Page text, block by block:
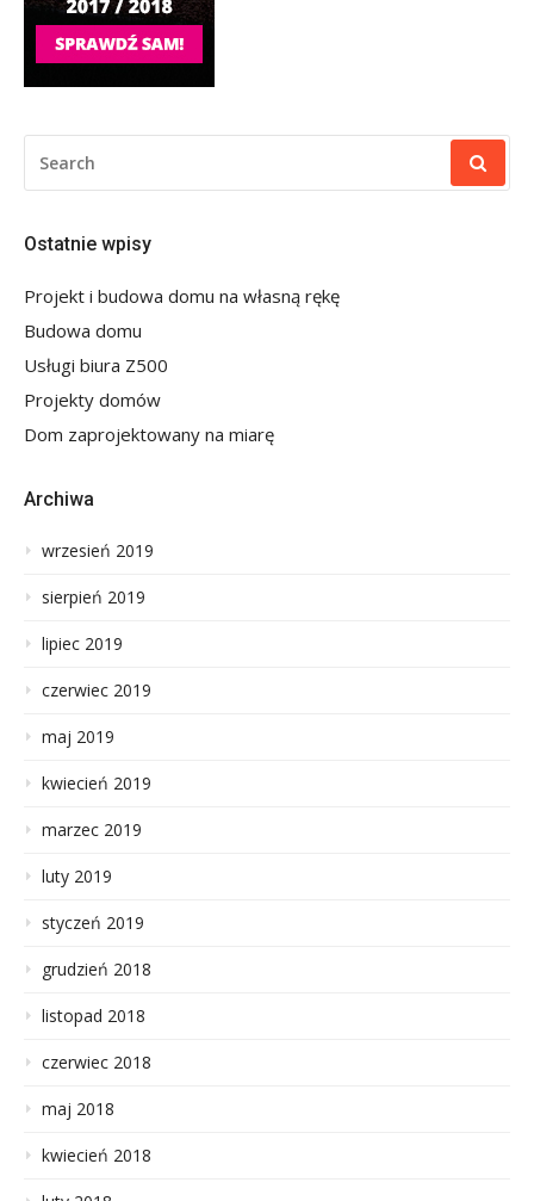
FOR:
Ostatnie wpisy
Projekt i budowa domu na własną rękę
Budowa domu
Usługi biura Z500
Projekty domów
Dom zaprojektowany na miarę
Archiwa
wrzesień 2019
sierpień 2019
lipiec 2019
czerwiec 2019
maj 2019
kwiecień 2019
marzec 2019
luty 2019
styczeń 2019
grudzień 2018
listopad 2018
czerwiec 2018
maj 2018
kwiecień 2018